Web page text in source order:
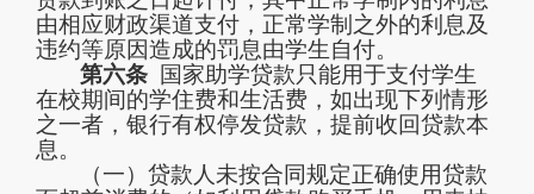
由相应财政渠道支付，正常学制之外的利息及
违约等原因造成的罚息由学生自付。
第六条
国家助学贷款只能用于支付学生
在校期间的学住费和生活费，如出现下列情形
之一者，银行有权停发贷款，提前收回贷款本
息。
（一） 贷款人未按合同规定正确使用贷款